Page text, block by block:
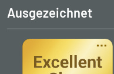
Ausgezeichnet